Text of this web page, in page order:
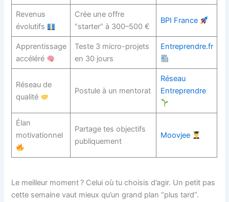
Revenus
évolutifs
Crée une offre
“starter” à 300–500 €
BPI France
Apprentissage
accéléré
Teste 3 micro-projets
en 30 jours
Entreprendre.fr
Réseau de
qualité
Postule à un mentorat
Réseau
Entreprendre
Élan
motivationnel
Partage tes objectifs
publiquement
Moovjee
Le meilleur moment ? Celui où tu choisis d’agir. Un petit pas
cette semaine vaut mieux qu’un grand plan “plus tard”.